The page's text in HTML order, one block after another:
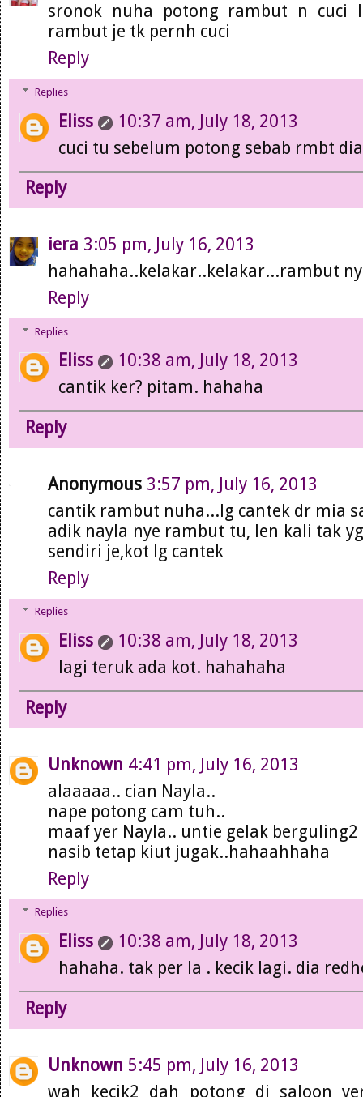
sronok nuha potong rambut n cuci
rambut je tk pernh cuci
Reply
Replies
Eliss
10:37 am, July 18, 2013
cuci tu sebelum potong sebab rmbt
Reply
iera 3:05 pm, July 16, 2013
hahahaha..kelakar..kelakar...rambut
Reply
Replies
Eliss
10:38 am, July 18, 2013
cantik ker? pitam. hahaha
Reply
Anonymous 3:57 pm, July 16, 2013
cantik rambut nuha...lg cantek dr mia
adik nayla nye rambut tu, len kali tak
sendiri je,kot lg cantek
Reply
Replies
Eliss
10:38 am, July 18, 2013
lagi teruk ada kot. hahahaha
Reply
Unknown 4:41 pm, July 16, 2013
alaaaaa.. cian Nayla..
nape potong cam tuh..
maaf yer Nayla.. untie gelak berguling2
nasib tetap kiut jugak..hahaahhaha
Reply
Replies
Eliss
10:38 am, July 18, 2013
hahaha. tak per la . kecik lagi. dia
Reply
Unknown 5:45 pm, July 16, 2013
wah kecik2 dah potong di saloon